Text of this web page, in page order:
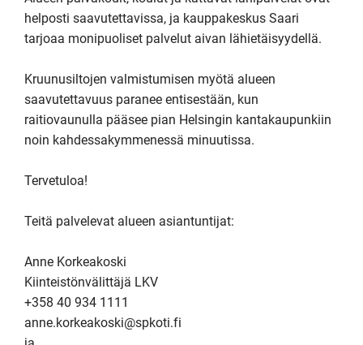
helposti saavutettavissa, ja kauppakeskus Saari
tarjoaa monipuoliset palvelut aivan lähietäisyydellä.
Kruunusiltojen valmistumisen myötä alueen
saavutettavuus paranee entisestään, kun
raitiovaunulla pääsee pian Helsingin kantakaupunkiin
noin kahdessakymmenessä minuutissa.
Tervetuloa!
Teitä palvelevat alueen asiantuntijat:
Anne Korkeakoski
Kiinteistönvälittäjä LKV
+358 40 934 1111
anne.korkeakoski@spkoti.fi